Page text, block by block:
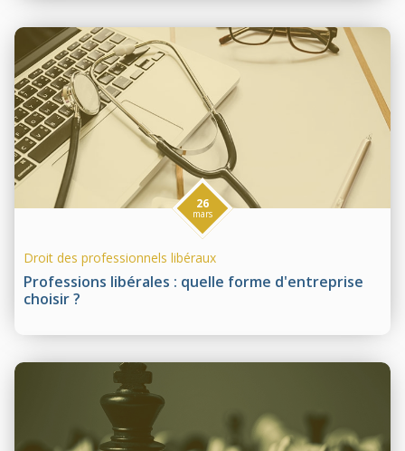
Professions libérales : quelle forme d'entreprise
choisir ?
26
mars
Droit des professionnels libéraux